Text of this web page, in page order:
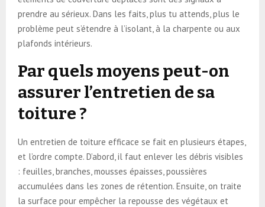
prendre au sérieux. Dans les faits, plus tu attends, plus le
problème peut s’étendre à l’isolant, à la charpente ou aux
plafonds intérieurs.
Par quels moyens peut-on
assurer l’entretien de sa
toiture ?
Un entretien de toiture efficace se fait en plusieurs étapes,
et l’ordre compte. D’abord, il faut enlever les débris visibles
: feuilles, branches, mousses épaisses, poussières
accumulées dans les zones de rétention. Ensuite, on traite
la surface pour empêcher la repousse des végétaux et